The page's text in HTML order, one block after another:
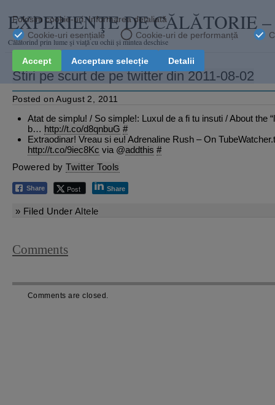
EXPERIENŢE DE CĂLĂTORIE
Călătorind prin lume şi viaţă cu ochii și mintea deschise
Stiri pe scurt de pe twitter din 2011-08-02
Posted on August 2, 2011
Atat de simplu! / So simple!: Luxul de a fi tu insuti / About the
b… http://t.co/d8qnbuG #
Extraodinar! Vreau si eu! Adrenaline Rush – On
http://t.co/9iec8Kc via @addthis #
Powered byTwitter Tools
Share Post Share
» Filed Under Altele
Comments
Comments are closed.